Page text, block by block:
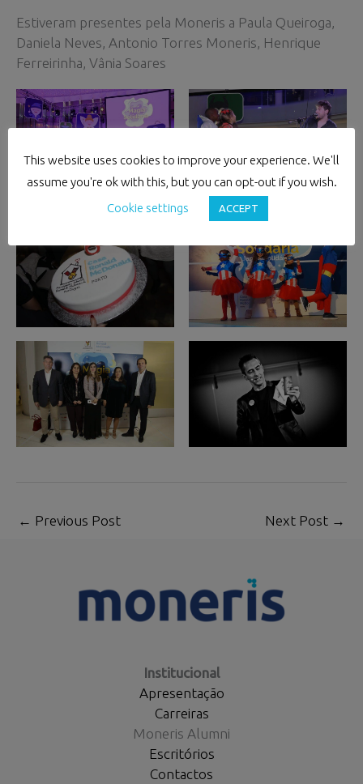
Estiveram presentes pela Moneris a Paula Queiroga,
Daniela Neves, Antonio Torres Moneris, Henrique
Ferreirinha, Vânia Soares
← Previous Post Next Post →
Institucional
Apresentação
Carreiras
Moneris Alumni
Escritórios
Contactos
This website uses cookies to improve your experience. We'll
assume you're ok with this, but you can opt-out if you wish.
Cookie settings
ACCEPT